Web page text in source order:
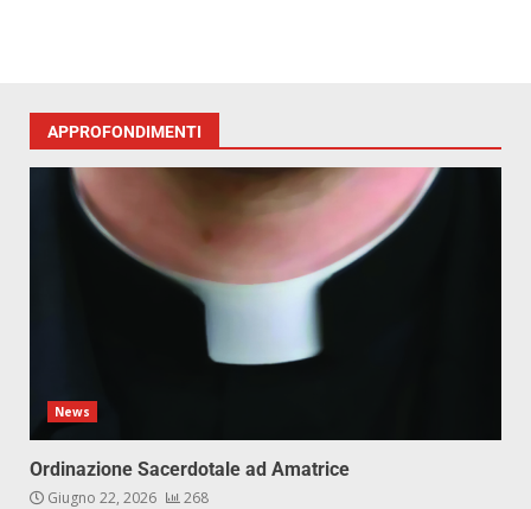
APPROFONDIMENTI
News
Ordinazione Sacerdotale ad Amatrice
Giugno 22, 2026 268